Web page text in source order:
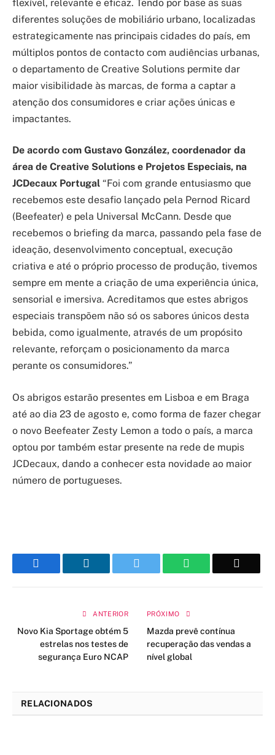
flexível, relevante e eficaz. Tendo por base as suas
diferentes soluções de mobiliário urbano, localizadas
estrategicamente nas principais cidades do país, em
múltiplos pontos de contacto com audiências urbanas,
o departamento de Creative Solutions permite dar
maior visibilidade às marcas, de forma a captar a
atenção dos consumidores e criar ações únicas e
impactantes.
De acordo com Gustavo González, coordenador da
área de Creative Solutions e Projetos Especiais, na
JCDecaux Portugal “Foi com grande entusiasmo que
recebemos este desafio lançado pela Pernod Ricard
(Beefeater) e pela Universal McCann. Desde que
recebemos o briefing da marca, passando pela fase de
ideação, desenvolvimento conceptual, execução
criativa e até o próprio processo de produção, tivemos
sempre em mente a criação de uma experiência única,
sensorial e imersiva. Acreditamos que estes abrigos
especiais transpõem não só os sabores únicos desta
bebida, como igualmente, através de um propósito
relevante, reforçam o posicionamento da marca
perante os consumidores.”
Os abrigos estarão presentes em Lisboa e em Braga
até ao dia 23 de agosto e, como forma de fazer chegar
o novo Beefeater Zesty Lemon a todo o país, a marca
optou por também estar presente na rede de mupis
JCDecaux, dando a conhecer esta novidade ao maior
número de portugueses.
WhatsApp
ANTERIOR
Novo Kia Sportage obtém 5
estrelas nos testes de
segurança Euro NCAP
PRÓXIMO
Mazda prevê contínua
recuperação das vendas a
nível global
RELACIONADOS